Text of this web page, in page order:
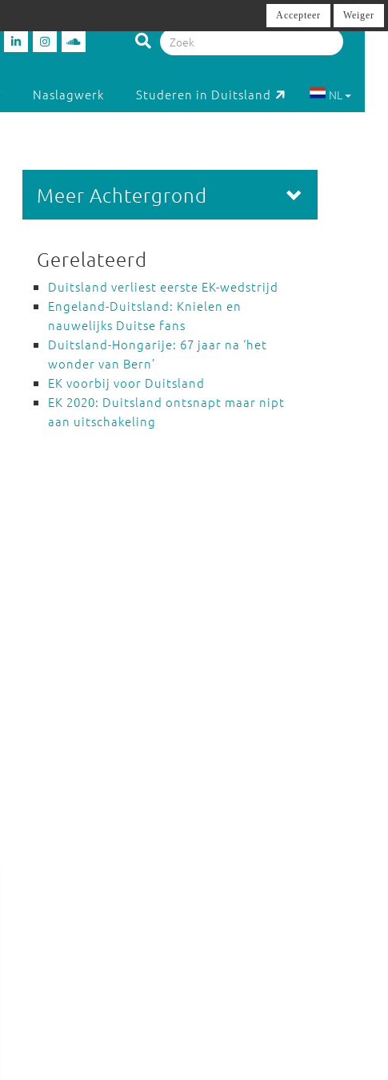
Naslagwerk Studeren in Duitsland NL
Meer Achtergrond
Gerelateerd
Duitsland verliest eerste EK-wedstrijd
Engeland-Duitsland: Knielen en
nauwelijks Duitse fans
Duitsland-Hongarije: 67 jaar na ‘het
wonder van Bern’
EK voorbij voor Duitsland
EK 2020: Duitsland ontsnapt maar nipt
aan uitschakeling
Accepteer Weiger